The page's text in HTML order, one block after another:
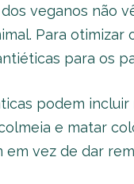
dos veganos não
Para otimizar
para os
podem
e matar
em vez de dar